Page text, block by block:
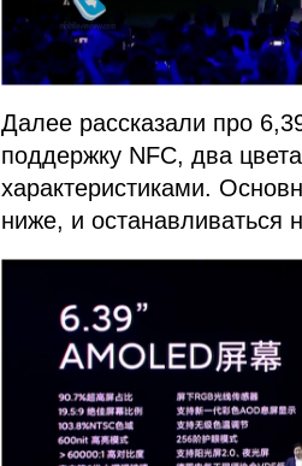
Далее рассказали про
поддержку NFC, два
характеристиками.
ниже, и останавливаться